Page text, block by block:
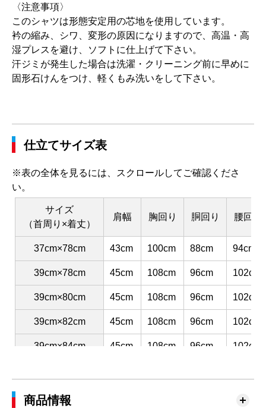
〈注意事項〉
このシャツは形態安定用の芯地を使用しています。
衿の縮み、シワ、変形の原因になりますので、高温・高
湿プレスを避け、ソフトに仕上げて下さい。
汗ジミが発生した場合は洗濯・クリーニング前に早めに
固形石けんをつけ、軽くもみ洗いをして下さい。
仕立てサイズ表
※表の全体を見るには、スクロールしてご確認くださ
い。
サイズ
（首周り×着丈）
肩幅 胸回り 胴回り 腰回り
37cm×78cm 43cm 100cm 88cm 94cm
39cm×78cm 45cm 108cm 96cm 102cm
39cm×80cm 45cm 108cm 96cm 102cm
39cm×82cm 45cm 108cm 96cm 102cm
39cm×84cm 45cm 108cm 96cm 102cm
41cm×82cm 110cm
商品情報